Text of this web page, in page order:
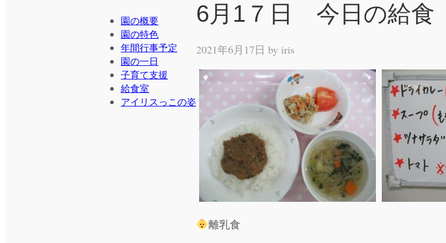
6月1７日 今日の給食
2021年6月17日 by iris
離乳食
園の概要
園の特色
年間行事予定
園の一日
子育て支援
給食室
アイリスっこの姿